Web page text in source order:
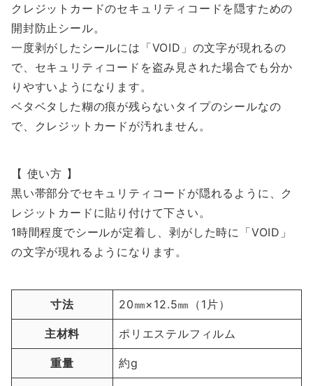
クレジットカードのセキュリティコードを隠すための
開封防止シール。
一度剥がしたシールには「VOID」の文字が現れるの
で、セキュリティコードを盗み見された場合でも分か
りやすいようになります。
ベタベタした糊の痕が残らないタイプのシールなの
で、クレジットカードが汚れません。
【 使い方 】
黒い帯部分でセキュリティコードが隠れるように、ク
レジットカードに貼り付けて下さい。
1時間程度でシールが定着し、剥がした時に「VOID」
の文字が現れるようになります。
寸法 20㎜×12.5㎜（1片）
主材料 ポリエステルフィルム
重量 約g